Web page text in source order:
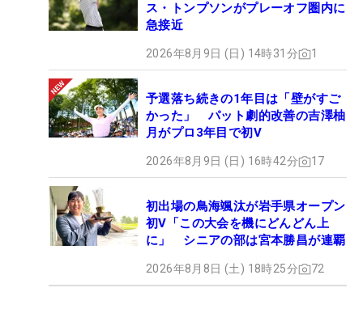
ス・トンプソンがプレーオフ圏内に
急接近
2026年8月9日 (日) 14時31分 1
予選落ち続きの1年目は「壁がすご
かった」 パット劇的改善の吉澤柚
月がプロ3年目で初V
2026年8月9日 (日) 16時42分 17
初出場の鳥海颯汰が岩手県オープン
初V「この大会を機にどんどん上
に」 シニアの部は宮本勝昌が連覇
2026年8月8日 (土) 18時25分 72